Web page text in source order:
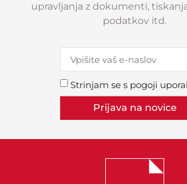
upravljanja z dokumenti,
podatkov itd.
Strinjam se s pogoji
Prijava na novice